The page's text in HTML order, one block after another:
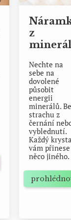
z
Nechte na
sebe na
dovolené
působit
energii
minerálů.
strachu z
černání
vyblednutí.
Každý
vám přinese
něco